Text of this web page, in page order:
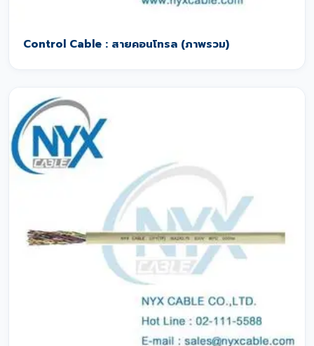
Control Cable : สายคอนโทรล (ภาพรวม)